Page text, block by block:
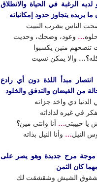
الرغبة في الحياة والانطلاق
يريده يتجاوز حدود إمكانياته:
الناس بشرب النبيت
… وعود، وضحك، وحديت
منين يكسبوا
؟… والا يمكن نسيت
انتصار مبدأ اللذة دون أي رادع
من الفيضان والتدفق والخلود:
دي واخد جزاته
في غيره لذاذاته
يا حبيبتي… أنا وانتي مين؟
النيل… وأنا النيل بذاته
موجة مرح جديدة وهو يصر على
مهما كان الثمن:
شقوق الشيش وشقشقت لك